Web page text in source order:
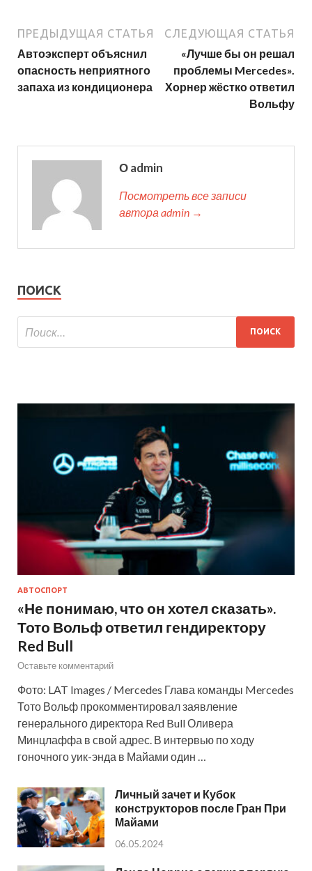
ПРЕДЫДУЩАЯ СТАТЬЯ
Автоэксперт объяснил
опасность неприятного
запаха из кондиционера
СЛЕДУЮЩАЯ СТАТЬЯ
«Лучше бы он решал
проблемы Mercedes».
Хорнер жёстко ответил
Вольфу
О admin
Посмотреть все записи
автора admin →
ПОИСК
АВТОСПОРТ
«Не понимаю, что он хотел сказать».
Тото Вольф ответил гендиректору
Red Bull
Оставьте комментарий
Фото: LAT Images / Mercedes Глава команды Mercedes
Тото Вольф прокомментировал заявление
генерального директора Red Bull Оливера
Минцлаффа в свой адрес. В интервью по ходу
гоночного уик-энда в Майами один …
Личный зачет и Кубок
конструкторов после Гран При
Майами
06.05.2024